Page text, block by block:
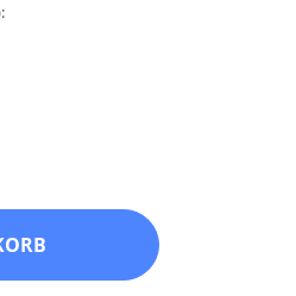
Wert ein oder